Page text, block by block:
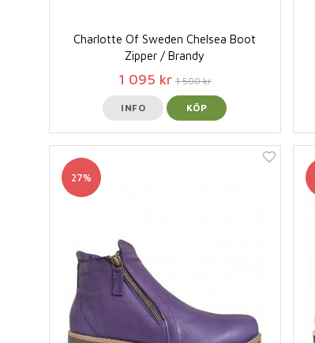
Charlotte Of Sweden Chelsea Boot
Zipper / Brandy
1 095 kr 1 500 kr
INFO KÖP
27%